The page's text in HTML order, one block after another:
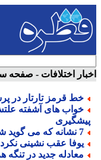
اختلافات - صفحه سوم
خط قرمز تارتار در
خواب های آشفته علتش
یوفا عقب نشینی نکرد؛ به
معادله جدید در تنگه